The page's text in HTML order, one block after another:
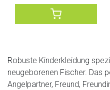
Robuste Kinderkleidung
neugeborenen Fischer. Das
Angelpartner, Freund,